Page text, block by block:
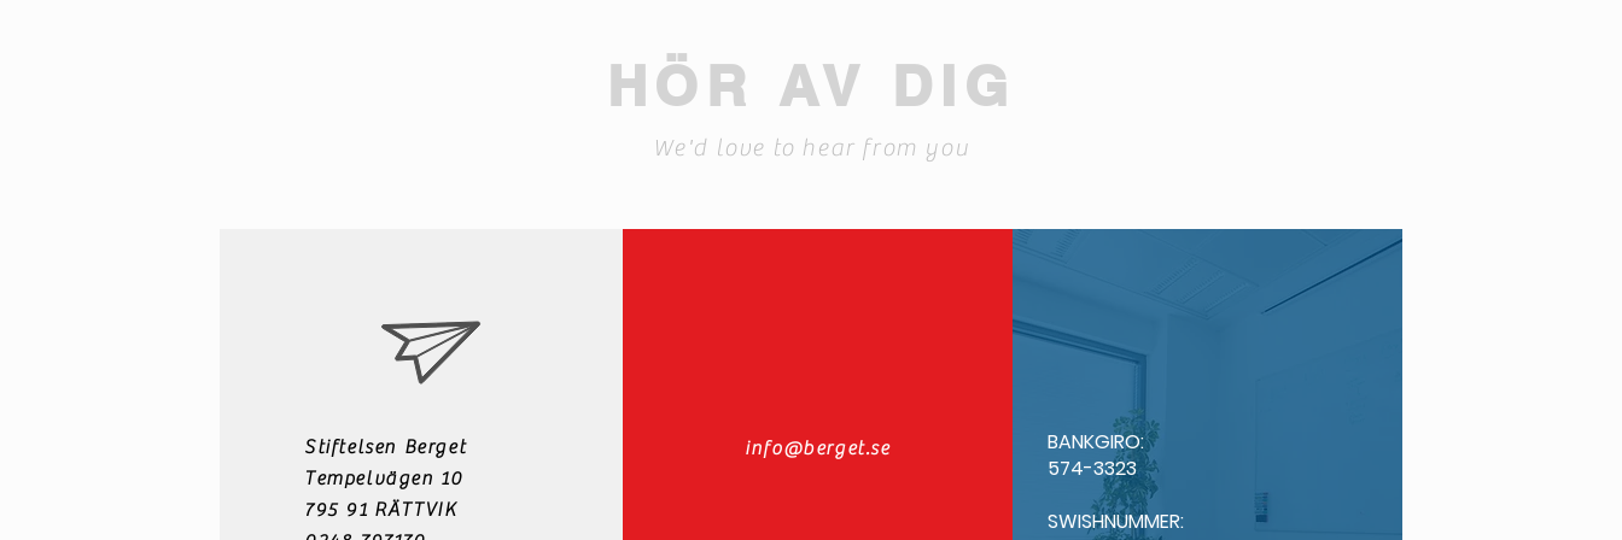
HÖR AV DIG
We'd love to hear from you
Stiftelsen Berget
Tempelvägen 10
795 91 RÄTTVIK
info@berget.se
BANKGIRO:
574-3323
SWISHNUMMER: